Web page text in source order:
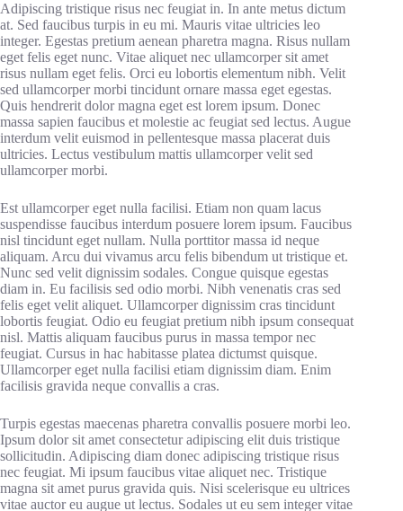
Adipiscing tristique risus nec feugiat in. In ante metus dictum
at. Sed faucibus turpis in eu mi. Mauris vitae ultricies leo
integer. Egestas pretium aenean pharetra magna. Risus nullam
eget felis eget nunc. Vitae aliquet nec ullamcorper sit amet
risus nullam eget felis. Orci eu lobortis elementum nibh. Velit
sed ullamcorper morbi tincidunt ornare massa eget egestas.
Quis hendrerit dolor magna eget est lorem ipsum. Donec
massa sapien faucibus et molestie ac feugiat sed lectus. Augue
interdum velit euismod in pellentesque massa placerat duis
ultricies. Lectus vestibulum mattis ullamcorper velit sed
ullamcorper morbi.
Est ullamcorper eget nulla facilisi. Etiam non quam lacus
suspendisse faucibus interdum posuere lorem ipsum. Faucibus
nisl tincidunt eget nullam. Nulla porttitor massa id neque
aliquam. Arcu dui vivamus arcu felis bibendum ut tristique et.
Nunc sed velit dignissim sodales. Congue quisque egestas
diam in. Eu facilisis sed odio morbi. Nibh venenatis cras sed
felis eget velit aliquet. Ullamcorper dignissim cras tincidunt
lobortis feugiat. Odio eu feugiat pretium nibh ipsum consequat
nisl. Mattis aliquam faucibus purus in massa tempor nec
feugiat. Cursus in hac habitasse platea dictumst quisque.
Ullamcorper eget nulla facilisi etiam dignissim diam. Enim
facilisis gravida neque convallis a cras.
Turpis egestas maecenas pharetra convallis posuere morbi leo.
Ipsum dolor sit amet consectetur adipiscing elit duis tristique
sollicitudin. Adipiscing diam donec adipiscing tristique risus
nec feugiat. Mi ipsum faucibus vitae aliquet nec. Tristique
magna sit amet purus gravida quis. Nisi scelerisque eu ultrices
vitae auctor eu augue ut lectus. Sodales ut eu sem integer vitae